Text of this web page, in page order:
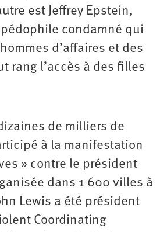
est Jeffrey Epstein,
condamné qui
d’affaires et des
rang l’accès à des filles
de milliers de
à la manifestation
» contre le président
dans 1 600 villes à
Lewis a été président
Coordinating